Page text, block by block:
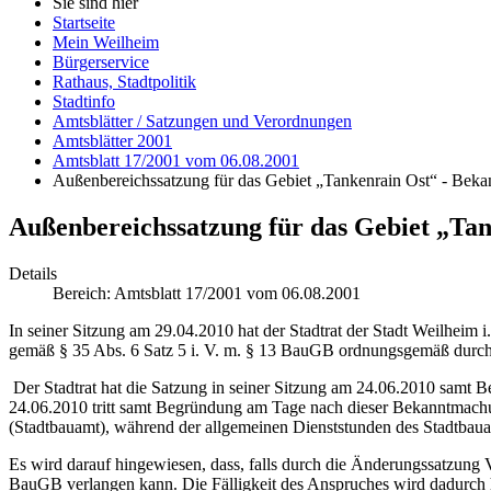
Startseite
Mein Weilheim
Bürgerservice
Rathaus, Stadtpolitik
Stadtinfo
Amtsblätter / Satzungen und Verordnungen
Amtsblätter 2001
Amtsblatt 17/2001 vom 06.08.2001
Außenbereichssatzung für das Gebiet „Tankenrain Ost“ -
Außenbereichssatzung für das Gebiet
Details
Bereich: Amtsblatt 17/2001 vom 06.08.2001
In seiner Sitzung am 29.04.2010 hat der Stadtrat der Stadt
gemäß § 35 Abs. 6 Satz 5 i. V. m. § 13 BauGB ordnungsgemäß
Der Stadtrat hat die Satzung in seiner Sitzung am 24.06.2010 samt
24.06.2010 tritt samt Begründung am Tage nach dieser
(Stadtbauamt), während der allgemeinen Dienststunden des
Es wird darauf hingewiesen, dass, falls durch die
BauGB verlangen kann. Die Fälligkeit des Anspruches wird